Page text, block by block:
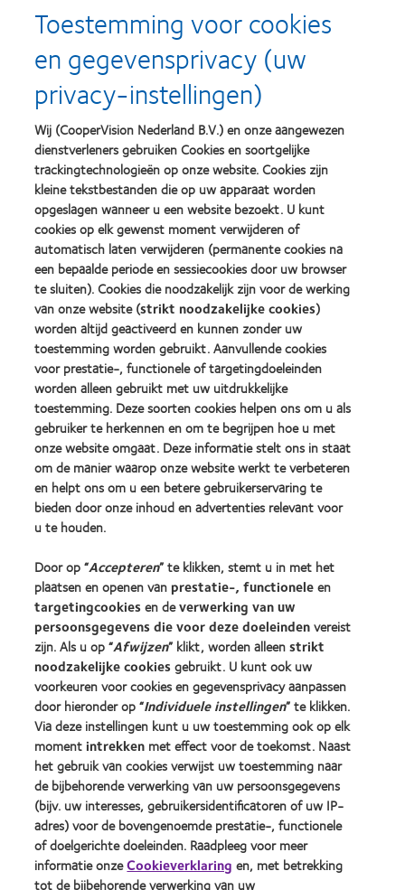
Learn
more
about
Silmo
best
product
award
met
MyDay™
(2013)
Learn
more
about
Contact
Lens
Product
of
the
Year
(2013)
Learn
more
about
2012
&
2010
Best
Companies
for
Leaders
(2012)
Learn
more
about
2011
Best
Factory
Awards
(2011)
Learn
more
about
ODMA
2011
(2011)
Learn
more
about
2012
REBRAND
100®
Global
Award
(2012)
Onze producten
Zoek uw contactlens
Contactlenstechnologie
Vind uw opticien
Contactlenzen en gezichtsvermogen
Nieuwe drager
Ervaren drager
Over CooperVision
Vacatures bij CooperVision
Nieuwscentrum
Contact
Legal
Privacybeleid
Toestemming voor cookies
en gegevensprivacy (uw
privacy-instellingen)
Wij (CooperVision Nederland B.V.) en onze aangewezen
dienstverleners gebruiken Cookies en soortgelijke
trackingtechnologieën op onze website. Cookies zijn
kleine tekstbestanden die op uw apparaat worden
opgeslagen wanneer u een website bezoekt. U kunt
cookies op elk gewenst moment verwijderen of
automatisch laten verwijderen (permanente cookies na
een bepaalde periode en sessiecookies door uw browser
te sluiten). Cookies die noodzakelijk zijn voor de werking
van onze website (strikt noodzakelijke cookies)
worden altijd geactiveerd en kunnen zonder uw
toestemming worden gebruikt. Aanvullende cookies
voor prestatie-, functionele of targetingdoeleinden
worden alleen gebruikt met uw uitdrukkelijke
toestemming. Deze soorten cookies helpen ons om u als
gebruiker te herkennen en om te begrijpen hoe u met
onze website omgaat. Deze informatie stelt ons in staat
om de manier waarop onze website werkt te verbeteren
en helpt ons om u een betere gebruikerservaring te
bieden door onze inhoud en advertenties relevant voor
u te houden.
Door op “Accepteren” te klikken, stemt u in met het
plaatsen en openen van prestatie-, functioneleen
targetingcookiesen deverwerking van uw
persoonsgegevens die voor deze doeleindenvereist
zijn. Als u op “Afwijzen” klikt, worden alleenstrikt
noodzakelijke cookiesgebruikt. U kunt ook uw
voorkeuren voor cookies en gegevensprivacy aanpassen
door hieronder op “Individuele instellingen” te klikken.
Via deze instellingen kunt u uw toestemming ook op elk
moment intrekken met effect voor de toekomst. Naast
het gebruik van cookies verwijst uw toestemming naar
de bijbehorende verwerking van uw persoonsgegevens
(bijv. uw interesses, gebruikersidentificatoren of uw IP-
adres) voor de bovengenoemde prestatie-, functionele
of doelgerichte doeleinden. Raadpleeg voor meer
informatie onzeCookieverklaring en, met betrekking
tot de bijbehorende verwerking van uw